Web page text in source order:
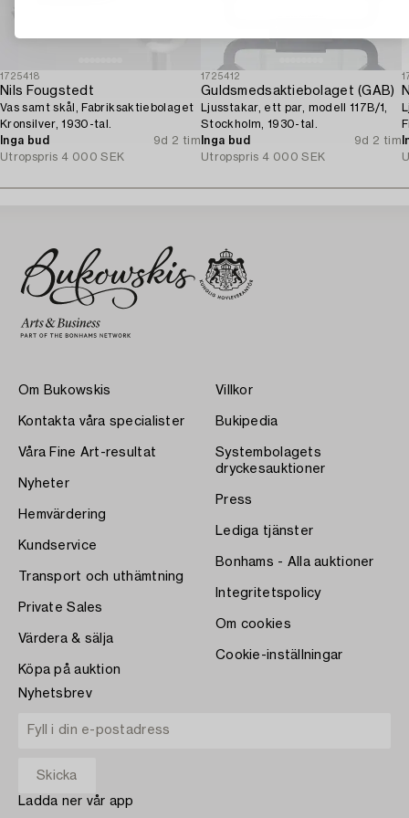
1725418
Nils Fougstedt
Vas samt skål, Fabriksaktiebolaget
Kronsilver, 1930-tal.
Inga bud
9d 2 tim
Utropspris 4 000 SEK
1725412
Guldsmedsaktiebolaget (GAB)
Ljusstakar, ett par, modell 117B/1,
Stockholm, 1930-tal.
Inga bud
9d 2 tim
Utropspris 4 000 SEK
Om Bukowskis
Kontakta våra specialister
Våra Fine Art-resultat
Nyheter
Hemvärdering
Kundservice
Transport och uthämtning
Private Sales
Värdera & sälja
Köpa på auktion
Villkor
Bukipedia
Systembolagets
dryckesauktioner
Press
Lediga tjänster
Bonhams - Alla auktioner
Integritetspolicy
Om cookies
Cookie-inställningar
Nyhetsbrev
Ladda ner vår app